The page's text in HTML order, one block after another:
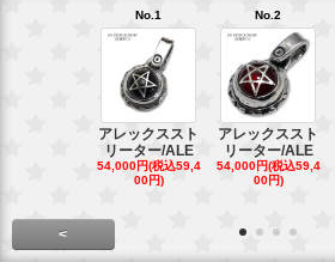
No.1
アレックススト
リーター/ALE
54,000円(税込59,4
00円)
No.2
アレックススト
リーター/ALE
54,000円(税込59,4
00円)
<